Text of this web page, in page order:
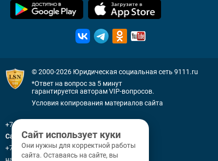
© 2000-2026 Юридическая социальная сеть 9111.ru
*Ответ на вопрос за 5 минут
гарантируется авторам VIP-вопросов.
Условия копирования материалов сайта
+7 (800) 505-91-11
Санкт-Петербург
+7 (812) 336-92-64
Сайт использует куки
Они нужны для корректной работы
сайта. Оставаясь на сайте, вы